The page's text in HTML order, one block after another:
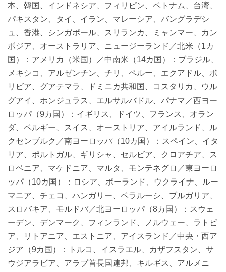
本、韓国、インドネシア、フィリピン、ベトナム、台湾、
パキスタン、タイ、イラン、マレーシア、バングラデシ
ュ、香港、シンガポール、スリランカ、ミャンマー、カン
ボジア、オーストラリア、ニュージーランド／北米（1カ
国）：アメリカ（米国）／中南米（14カ国）：ブラジル、
メキシコ、アルゼンチン、チリ、ペルー、エクアドル、ボ
リビア、グアテマラ、ドミニカ共和国、コスタリカ、ウル
グアイ、ホンジュラス、エルサルバドル、パナマ／西ヨー
ロッパ（9カ国）：イギリス、ドイツ、フランス、オラン
ダ、ベルギー、スイス、オーストリア、アイルランド、ル
クセンブルク／南ヨーロッパ（10カ国）：スペイン、イタ
リア、ポルトガル、ギリシャ、セルビア、クロアチア、ス
ロベニア、マケドニア、マルタ、モンテネグロ／東ヨーロ
ッパ（10カ国）：ロシア、ポーランド、ウクライナ、ルー
マニア、チェコ、ハンガリー、ベラルーシ、ブルガリア、
スロバキア、モルドバ／北ヨーロッパ（8カ国）：スウェ
ーデン、デンマーク、フィンランド、ノルウェー、ラトビ
ア、リトアニア、エストニア、アイスランド／中央・西ア
ジア（9カ国）：トルコ、イスラエル、カザフスタン、サ
ウジアラビア、アラブ首長国連邦、キルギス、アルメニ